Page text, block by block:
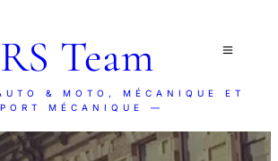
RS Team
& MOTO, MÉCANIQUE ET
MÉCANIQUE —